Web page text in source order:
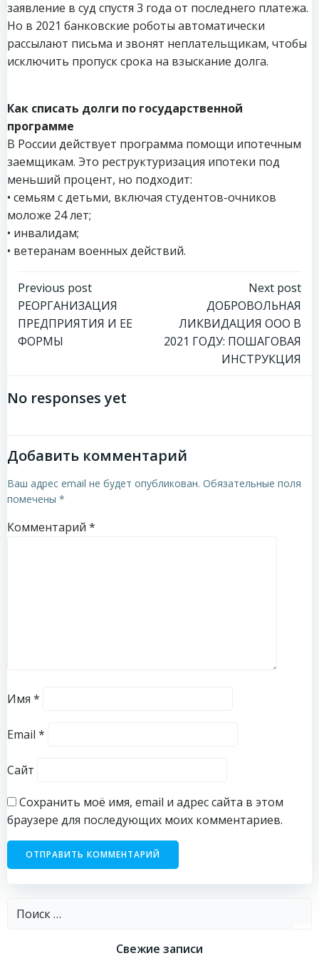
заявление в суд спустя 3 года от последнего платежа.
Но в 2021 банковские роботы автоматически
рассылают письма и звонят неплательщикам, чтобы
исключить пропуск срока на взыскание долга.
Как списать долги по государственной
программе
В России действует программа помощи ипотечным
заемщикам. Это реструктуризация ипотеки под
меньший процент, но подходит:
• семьям с детьми, включая студентов-очников
моложе 24 лет;
• инвалидам;
• ветеранам военных действий.
Навигация
по
Previous post
РЕОРГАНИЗАЦИЯ
ПРЕДПРИЯТИЯ И ЕЕ
ФОРМЫ
Навигация
по
записям
Next post
ДОБРОВОЛЬНАЯ
ЛИКВИДАЦИЯ ООО В
2021 ГОДУ: ПОШАГОВАЯ
ИНСТРУКЦИЯ
No responses yet
Добавить комментарий
Ваш адрес email не будет опубликован. Обязательные поля
помечены *
Комментарий *
Имя *
Email *
Сайт
Сохранить моё имя, email и адрес сайта в этом
браузере для последующих моих комментариев.
Найти:
Свежие записи